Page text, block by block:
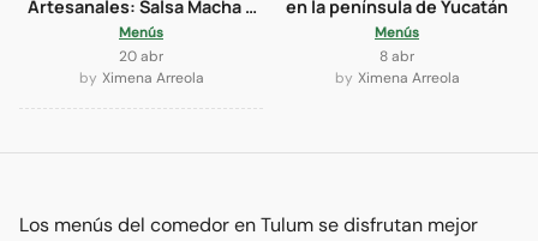
Artesanales: Salsa Macha y
Retail en Safari Tulum
Menús
20 abr
Ximena Arreola
en la península de Yucatán
Menús
8 abr
Ximena Arreola
Los menús del comedor en Tulum se disfrutan mejor